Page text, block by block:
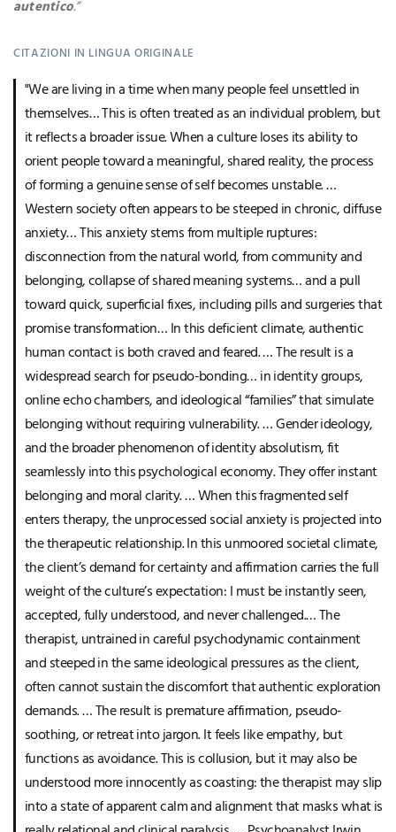
autentico.”
CITAZIONI IN LINGUA ORIGINALE
"We are living in a time when many people feel unsettled in
themselves… This is often treated as an individual problem, but
it reflects a broader issue. When a culture loses its ability to
orient people toward a meaningful, shared reality, the process
of forming a genuine sense of self becomes unstable. …
Western society often appears to be steeped in chronic, diffuse
anxiety… This anxiety stems from multiple ruptures:
disconnection from the natural world, from community and
belonging, collapse of shared meaning systems… and a pull
toward quick, superficial fixes, including pills and surgeries that
promise transformation… In this deficient climate, authentic
human contact is both craved and feared. … The result is a
widespread search for pseudo-bonding… in identity groups,
online echo chambers, and ideological “families” that simulate
belonging without requiring vulnerability. … Gender ideology,
and the broader phenomenon of identity absolutism, fit
seamlessly into this psychological economy. They offer instant
belonging and moral clarity. … When this fragmented self
enters therapy, the unprocessed social anxiety is projected into
the therapeutic relationship. In this unmoored societal climate,
the client’s demand for certainty and affirmation carries the full
weight of the culture’s expectation: I must be instantly seen,
accepted, fully understood, and never challenged.… The
therapist, untrained in careful psychodynamic containment
and steeped in the same ideological pressures as the client,
often cannot sustain the discomfort that authentic exploration
demands. … The result is premature affirmation, pseudo-
soothing, or retreat into jargon. It feels like empathy, but
functions as avoidance. This is collusion, but it may also be
understood more innocently as coasting: the therapist may slip
into a state of apparent calm and alignment that masks what is